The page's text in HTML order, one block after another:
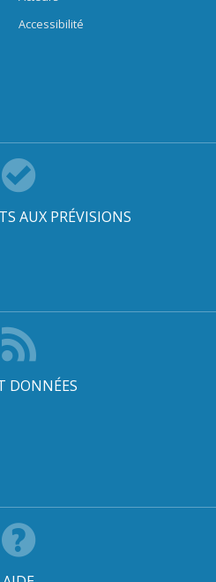
Accessibilité
AUX PRÉVISIONS
DONNÉES